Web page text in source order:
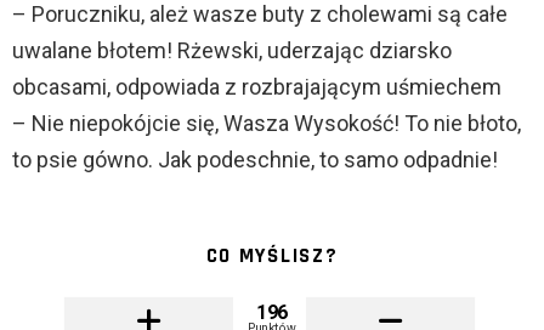
– Poruczniku, ależ wasze buty z cholewami są całe
uwalane błotem! Rżewski, uderzając dziarsko
obcasami, odpowiada z rozbrajającym uśmiechem
– Nie niepokójcie się, Wasza Wysokość! To nie błoto,
to psie gówno. Jak podeschnie, to samo odpadnie!
CO MYŚLISZ?
196